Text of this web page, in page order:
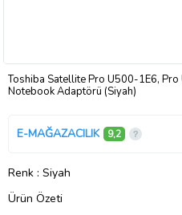
Toshiba Satellite Pro U500-1E6,
Notebook Adaptörü (Siyah)
E-MAĞAZACILIK 9,2
Renk : Siyah
Ürün Özeti